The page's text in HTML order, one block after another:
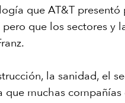
que AT&T
que los sectores y
la sanidad, el
muchas